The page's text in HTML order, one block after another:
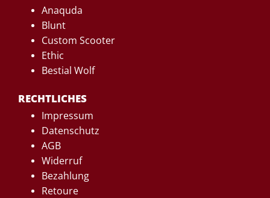
Anaquda
Blunt
Custom Scooter
Ethic
Bestial Wolf
RECHTLICHES
Impressum
Datenschutz
AGB
Widerruf
Bezahlung
Retoure